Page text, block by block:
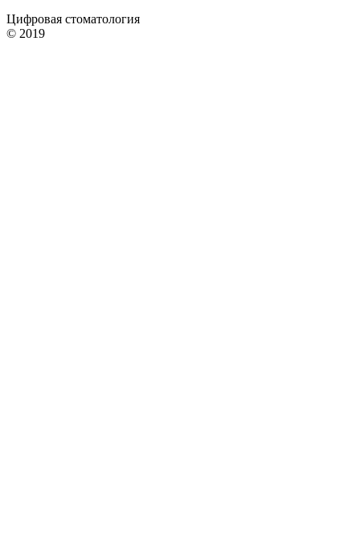
Цифровая стоматология
© 2019